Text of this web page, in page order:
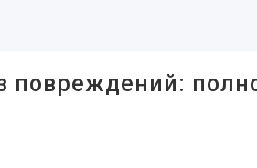
повреждений: